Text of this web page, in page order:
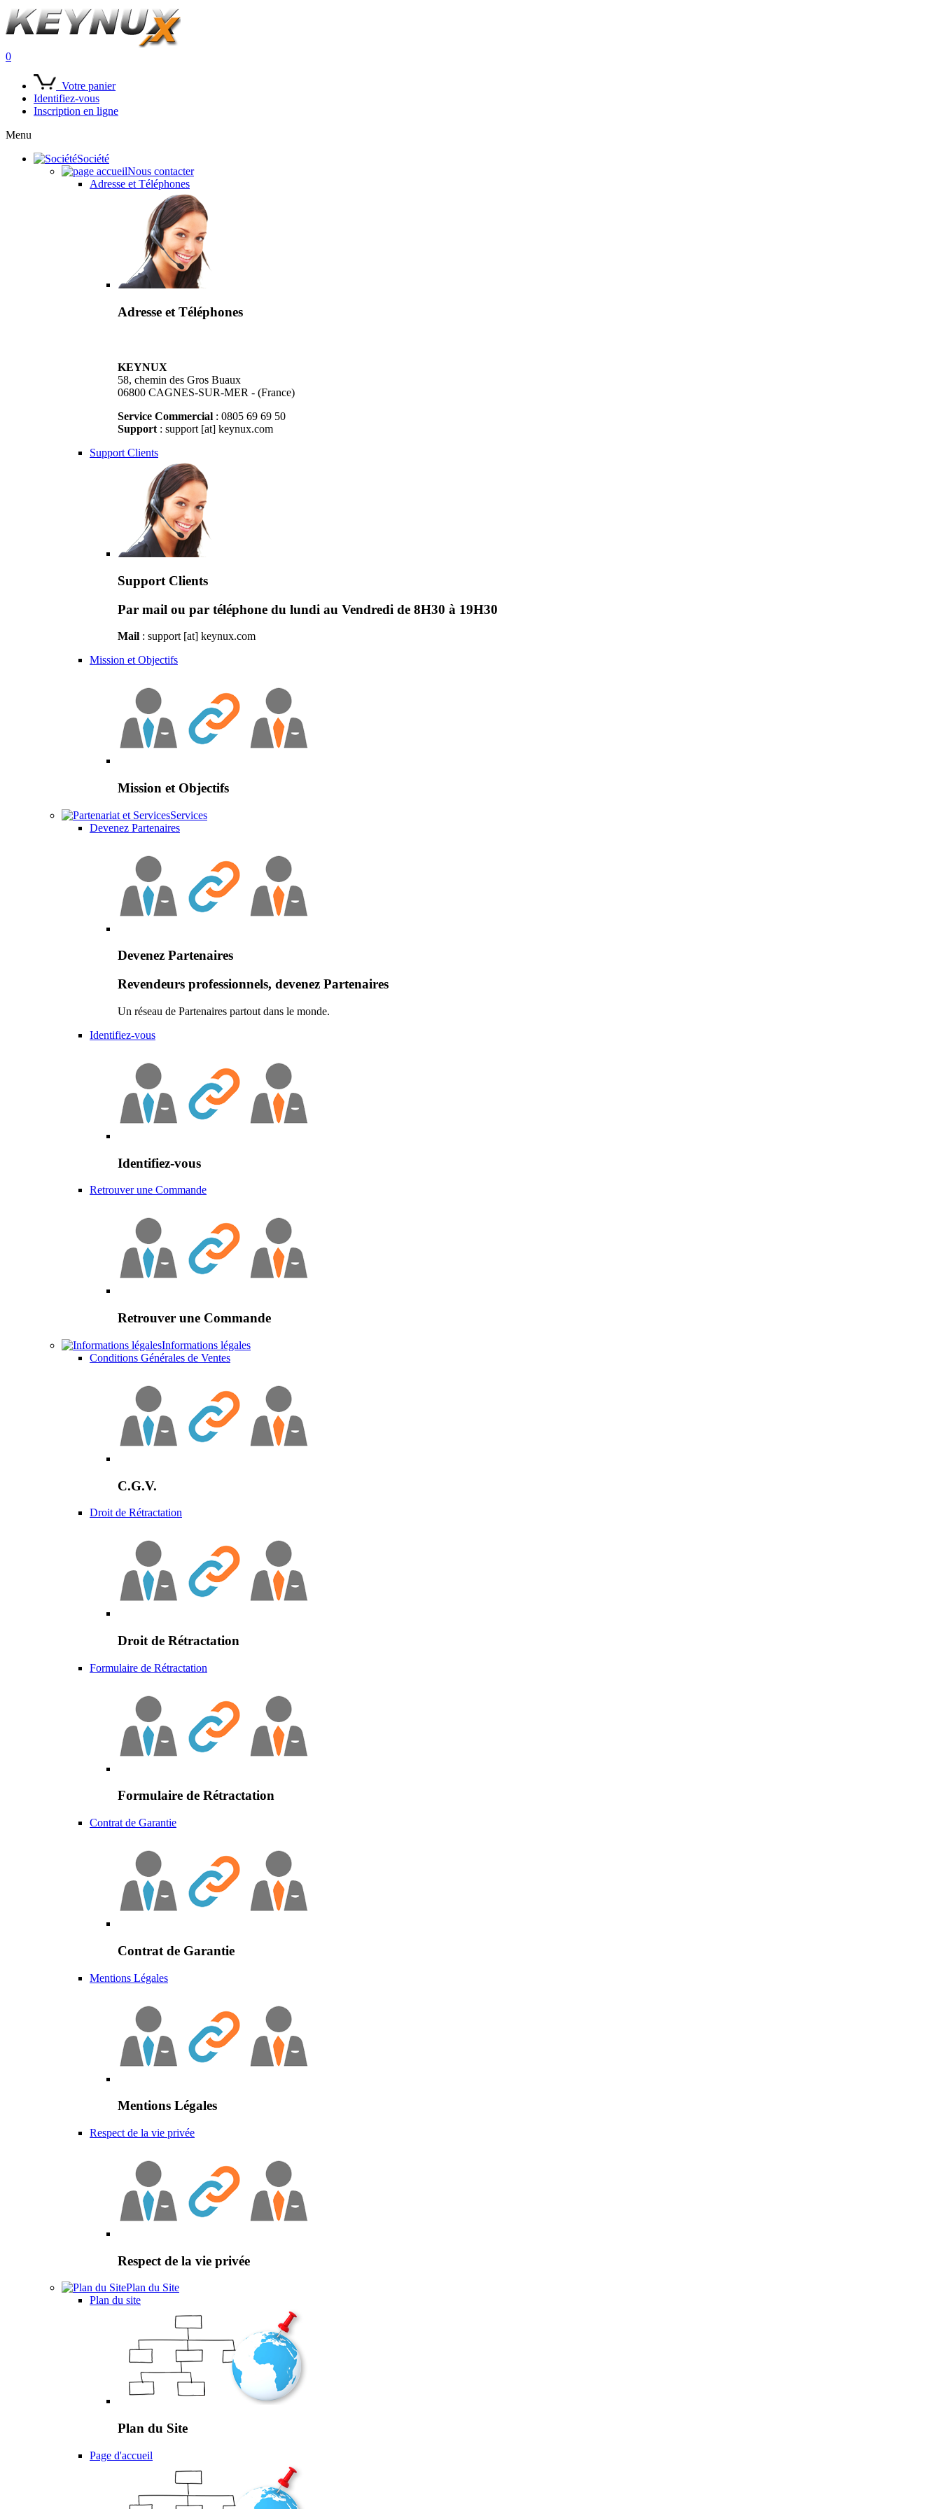
0
Votre panier
Identifiez-vous
Inscription en ligne
Menu
Société
Nous contacter
Adresse et Téléphones
Adresse et Téléphones
KEYNUX
58, chemin des Gros Buaux
06800 CAGNES-SUR-MER - (France)
Service Commercial : 0805 69 69 50
Support : support [at] keynux.com
Support Clients
Support Clients
Par mail ou par téléphone du lundi au Vendredi de 8H30 à 19H30
Mail : support [at] keynux.com
Mission et Objectifs
Mission et Objectifs
Services
Devenez Partenaires
Devenez Partenaires
Revendeurs professionnels, devenez Partenaires
Un réseau de Partenaires partout dans le monde.
Identifiez-vous
Identifiez-vous
Retrouver une Commande
Retrouver une Commande
Informations légales
Conditions Générales de Ventes
C.G.V.
Droit de Rétractation
Droit de Rétractation
Formulaire de Rétractation
Formulaire de Rétractation
Contrat de Garantie
Contrat de Garantie
Mentions Légales
Mentions Légales
Respect de la vie privée
Respect de la vie privée
Plan du Site
Plan du site
Plan du Site
Page d'accueil